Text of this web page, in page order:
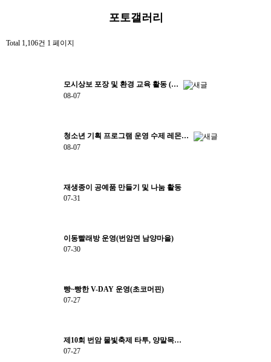
포토갤러리
Total 1,106건 1 페이지
모시상보 포장 및 환경 교육 활동 (…
08-07
청소년 기획 프로그램 운영 수제 레몬…
08-07
재생종이 공예품 만들기 및 나눔 활동
07-31
이동빨래방 운영(번암면 남양마을)
07-30
빵~빵한 V-DAY 운영(초코머핀)
07-27
제10회 번암 물빛축제 타투, 양말목…
07-27